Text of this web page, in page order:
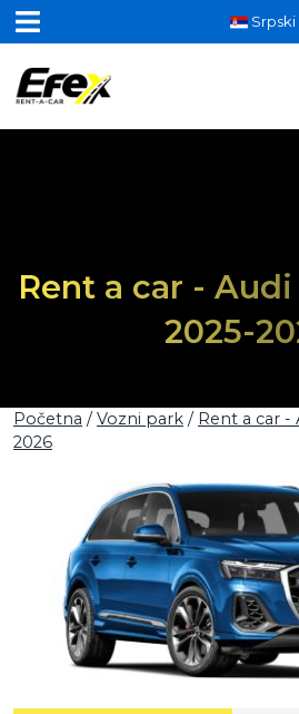
Srpski
Rent a car -
2025-
Početna / Vozni park / Rent a car -
2026